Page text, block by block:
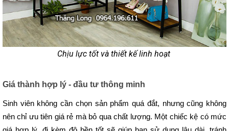
Chịu lực tốt và thiết kế linh hoạt
Giá thành hợp lý - đầu tư thông minh
Sinh viên không cần chọn sản phẩm quá đắt, nhưng cũng không
nên chỉ ưu tiên giá rẻ mà bỏ qua chất lượng. Một chiếc kệ có mức